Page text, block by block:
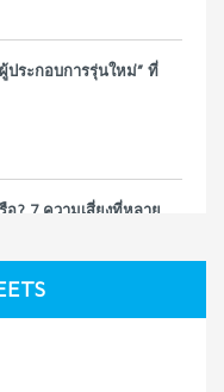
ประกอบการรุ่นใหม่” ที่
? 7 ความเสี่ยงที่หลาย